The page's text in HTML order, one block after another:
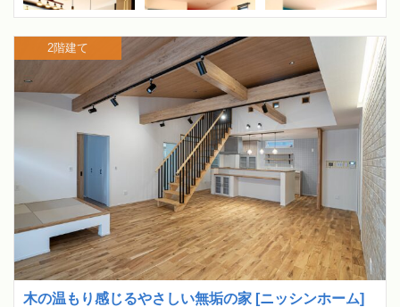
木の温もり感じるやさしい無垢の家 [ニッシンホーム]
2階建て